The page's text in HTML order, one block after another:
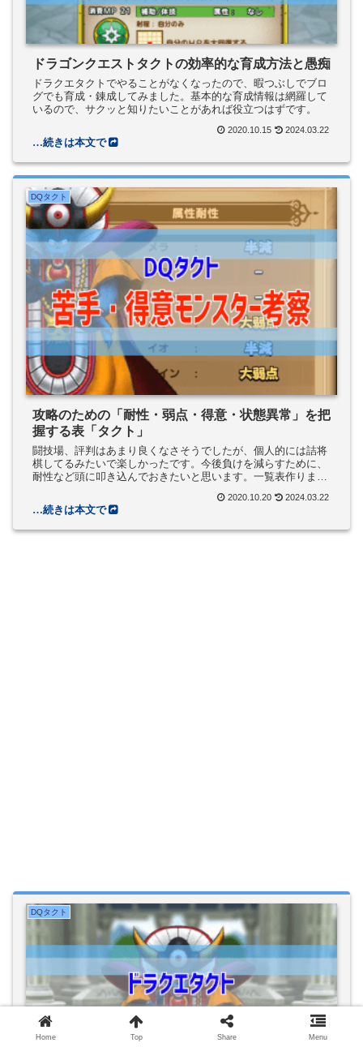
ドラゴンクエストタクトの効率的な育成方法と愚痴
ドラクエタクトでやることがなくなったので、暇つぶしでブロ
グでも育成・錬成してみました。基本的な育成情報は網羅して
いるので、サクッと知りたいことがあれば役立つはずです。
2020.10.15 2024.03.22
DQタクト
攻略のための「耐性・弱点・得意・状態異常」を把
握する表「タクト」
闘技場、評判はあまり良くなさそうでしたが、個人的には詰将
棋してるみたいで楽しかったです。今後負けを減らすために、
耐性など頭に叩き込んでおきたいと思います。一覧表作りまし
2020.10.20 2024.03.22
DQタクト
Home Top Share Menu